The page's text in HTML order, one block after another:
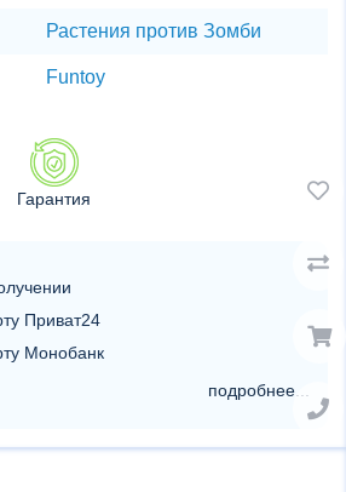
Растения против Зомби
Funtoy
Гарантия
Приват24
Монобанк
подробнее...